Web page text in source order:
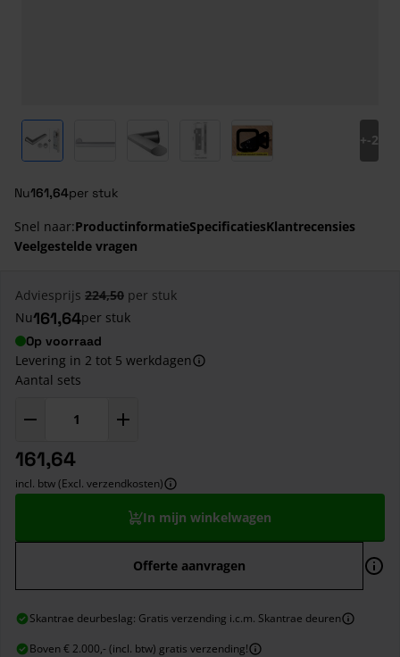
View larger imageView larger image
View larger image
View larger imageView larger image
+-2
Nu161,64per stuk
Snel naar:ProductinformatieSpecificatiesKlantrecensies
Veelgestelde vragen
Adviesprijs 224,50 per stuk
Nu161,64per stuk
Op voorraad
Levering in 2 tot 5 werkdagen
Aantal sets
161,64
incl. btw (Excl. verzendkosten)
In mijn winkelwagen
Offerte aanvragen
Skantrae deurbeslag: Gratis verzending i.c.m. Skantrae deuren
Boven € 2.000,- (incl. btw) gratis verzending!